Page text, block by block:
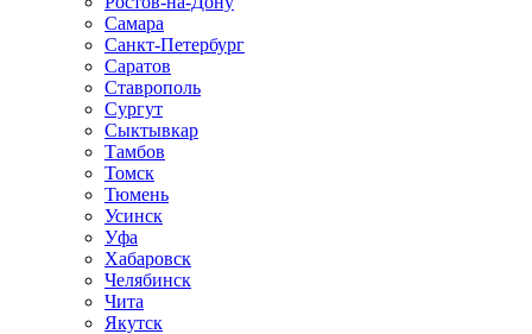
Самара
Санкт-Петербург
Саратов
Ставрополь
Сургут
Сыктывкар
Тамбов
Томск
Тюмень
Усинск
Уфа
Хабаровск
Челябинск
Чита
Якутск